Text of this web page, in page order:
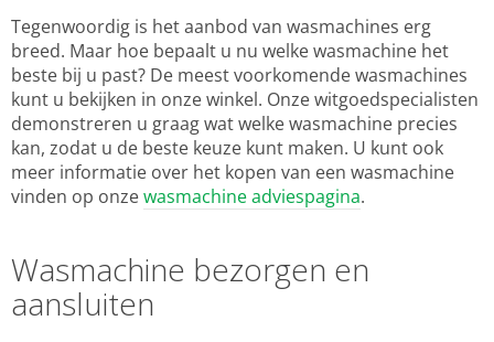
Tegenwoordig is het aanbod van wasmachines erg
breed. Maar hoe bepaalt u nu welke wasmachine het
beste bij u past? De meest voorkomende wasmachines
kunt u bekijken in onze winkel. Onze witgoedspecialisten
demonstreren u graag wat welke wasmachine precies
kan, zodat u de beste keuze kunt maken. U kunt ook
meer informatie over het kopen van een wasmachine
vinden op onzewasmachine adviespagina.
Wasmachine bezorgen en
aansluiten